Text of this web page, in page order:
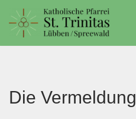
Zum
Inhalt
Die